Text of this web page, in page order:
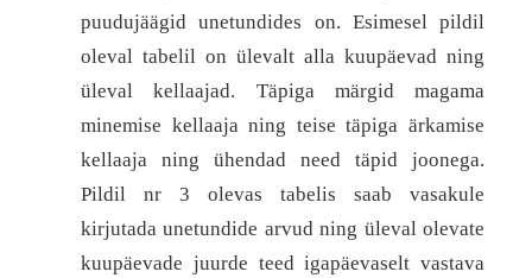
puudujäägid unetundides on. Esimesel pildil
oleval tabelil on ülevalt alla kuupäevad ning
üleval kellaajad. Täpiga märgid magama
minemise kellaaja ning teise täpiga ärkamise
kellaaja ning ühendad need täpid joonega.
Pildil nr 3 olevas tabelis saab vasakule
kirjutada unetundide arvud ning üleval olevate
kuupäevade juurde teed igapäevaselt vastava